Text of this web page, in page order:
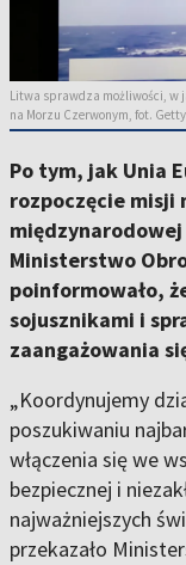
Litwa sprawdza możliwości, w
na Morzu Czerwonym, fot.
Po tym, jak Unia
rozpoczęcie misji
Ministerstwo
poinformowało,
sojusznikami i
zaangażowania
„Koordynujemy
poszukiwaniu
włączenia się we
bezpiecznej i
najważniejszych
przekazało